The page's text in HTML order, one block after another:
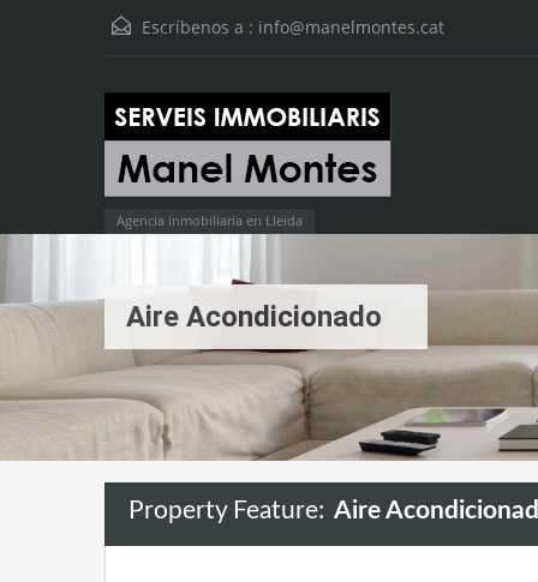
Escríbenos a : info@manelmontes.cat
Agencia inmobiliaria en Lleida
Aire Acondicionado
Property Feature: Aire